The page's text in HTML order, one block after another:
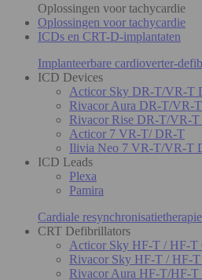
Oplossingen voor tachycardie
Oplossingen voor tachycardie
ICDs en CRT-D-implantaten
Implanteerbare cardioverter-
ICD Devices
Acticor Sky DR-T/VR-T
Rivacor Aura DR-T/VR-
Rivacor Rise DR-T/VR-
Acticor 7 VR-T/ DR-T
Ilivia Neo 7 VR-T/VR-T
ICD Leads
Plexa
Pamira
Cardiale
CRT Defibrillators
Acticor Sky HF-T / HF-T
Rivacor Sky HF-T / HF-T
Rivacor Aura HF-T/HF-T